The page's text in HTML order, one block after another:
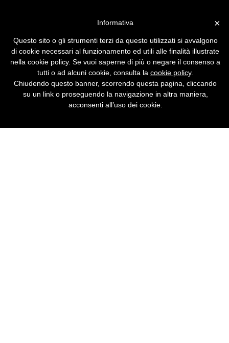
strato
Hanno una capacità maggiore e consentono
di archiviare più dati, sfruttando una
tecnologia che sovrappone due livelli.
Articolo tratto daNoema - Tecnologie e società
×
Informativa
Questo sito o gli strumenti terzi da questo utilizzati si avvalgono
di cookie necessari al funzionamento ed utili alle finalità illustrate
nella cookie policy. Se vuoi saperne di più o negare il consenso a
tutti o ad alcuni cookie, consulta la cookie policy.
Chiudendo questo banner, scorrendo questa pagina, cliccando
su un link o proseguendo la navigazione in altra maniera,
acconsenti all’uso dei cookie.